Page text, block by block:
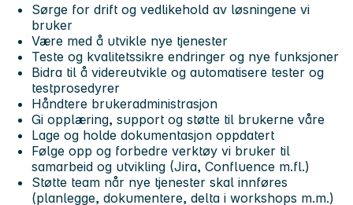
Sørge for drift og vedlikehold av løsningene vi
bruker
Være med å utvikle nye tjenester
Teste og kvalitetssikre endringer og nye funksjoner
Bidra til å videreutvikle og automatisere tester og
testprosedyrer
Håndtere brukeradministrasjon
Gi opplæring, support og støtte til brukerne våre
Lage og holde dokumentasjon oppdatert
Følge opp og forbedre verktøy vi bruker til
samarbeid og utvikling (Jira, Confluence m.fl.)
Støtte team når nye tjenester skal innføres
(planlegge, dokumentere, delta i workshops m.m.)